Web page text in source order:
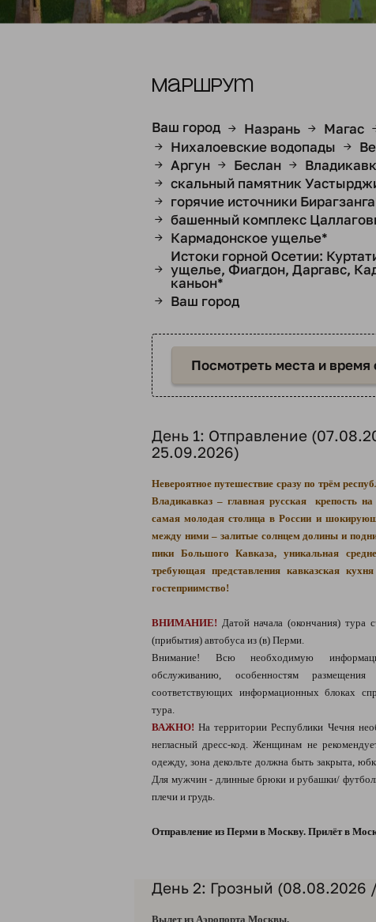
Маршрут
Ваш город → Назрань → Магас
→ Нихалоевские водопады →
→ Аргун → Беслан →
→ скальный памятник
→ горячие источники
→ башенный комплекс
→ Кармадонское ущелье*
→
Истоки горной Осетии:
ущелье, Фиагдон, Даргавс,
каньон*
→ Ваш город
Посмотреть места и время
День 1: Отправление
25.09.2026)
Невероятное путешествие сразу по трём
Владикавказ – главная русская крепость
самая молодая столица в России и
между ними – залитые солнцем долины и
пики Большого Кавказа, уникальная
требующая представления кавказская
гостеприимство!
ВНИМАНИЕ! Датой начала (окончания) тура
(прибытия) автобуса из (в) Перми.
Внимание! Всю необходимую
обслуживанию, особенностям
соответствующих информационных блоках
тура.
ВАЖНО! На территории Республики Чечня
негласный дресс-код. Женщинам не
одежду, зона декольте должна быть закрыта,
Для мужчин - длинные брюки и рубашки/
плечи и грудь.
Отправление из Перми в Москву. Прилёт в
День 2: Грозный (08.08.2026
Вылет из Аэропорта Москвы.